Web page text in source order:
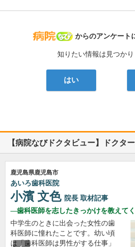
病院なび
からのアンケート
知りたい情報は見つか
はい
【病院なびドクタビュー】ドクタ
鹿児島県鹿児島市
あいろ歯科医院
小濱 文色 院長 取材記事
歯科医師を志したきっかけを教えてく
中学生のときに出会った女性の歯
科医師に憧れたことです。幼い頃
は「歯科医師は男性がする仕事」